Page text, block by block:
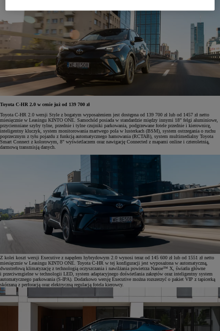
Toyota C-HR 2.0 w cenie już od 139 700 zł
Toyota C-HR 2.0 wersji Style z bogatym wyposażeniem jest dostępna od 139 700 zł lub od 1457 zł netto
miesięcznie w Leasingu KINTO ONE. Samochód posiada w standardzie między innymi 18" felgi aluminiowe,
przyciemniane szyby tylne, przednie i tylne czujniki parkowania, podgrzewane fotele przednie i kierownicę,
inteligentny kluczyk, system monitorowania martwego pola w lusterkach (BSM), system ostrzegania o ruchu
poprzecznym z tyłu pojazdu z funkcją automatycznego hamowania (RCTAB), system multimedialny Toyota
Smart Connect z kolorowym, 8" wyświetlaczem oraz nawigację Connected z mapami online i czteroletnią,
darmową transmisją danych.
Z kolei koszt wersji Executive z napędem hybrydowym 2.0 wynosi teraz od 145 600 zł lub od 1551 zł netto
miesięcznie w Leasingu KINTO ONE. Toyota C-HR w tej konfiguracji jest wyposażona w automatyczną,
dwustrefową klimatyzację z technologią oczyszczania i nawilżania powietrza Nanoe™ X, światła główne
i przeciwmgielne w technologii LED, system adaptacyjnego doświetlania zakrętów oraz inteligentny system
automatycznego parkowania (S-IPA). Dodatkowo wersję Executive można rozszerzyć o pakiet VIP z tapicerką
skórzaną z perforacją oraz elektryczną regulacją fotela kierowcy.